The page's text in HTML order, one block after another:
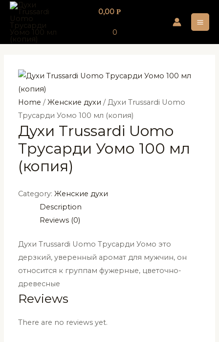
Перейти
содержимому
0,00 Р
0
Home /Женские духи / Духи Trussardi Uomo
Трусарди Уомо 100 мл (копия)
Духи Trussardi Uomo
Трусарди Уомо 100 мл
(копия)
Category:Женские духи
Description
Reviews (0)
Духи Trussardi Uomo Трусарди Уомо это
дерзкий, уверенный аромат для мужчин, он
относится к группам фужерные, цветочно-
древесные
Reviews
There are no reviews yet.